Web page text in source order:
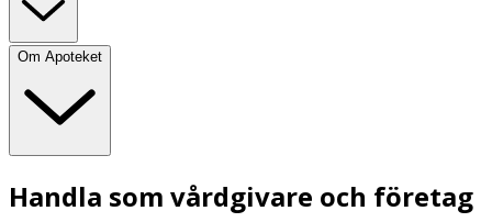
Om Apoteket
Handla som vårdgivare och företag